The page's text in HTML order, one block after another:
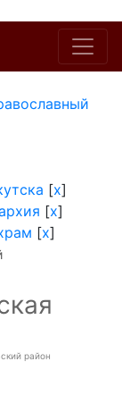
[x]
[x]
[x]
район